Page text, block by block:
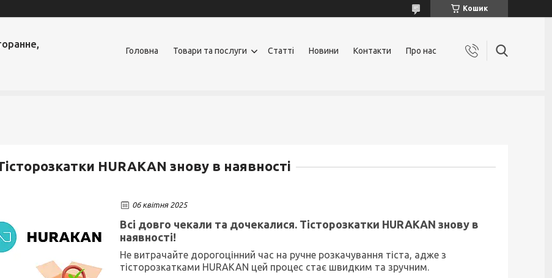
Кошик
Головна Товари та послуги Статті Новини Контакти Про нас
HURAKAN знову в наявності
06 квітня 2025
Всі довго чекали та дочекалися. Тісторозкатки HURAKAN знову в
наявності!
Не витрачайте дорогоцінний час на ручне розкачування тіста, адже з
тісторозкатками HURAKAN цей процес стає швидким та зручним.